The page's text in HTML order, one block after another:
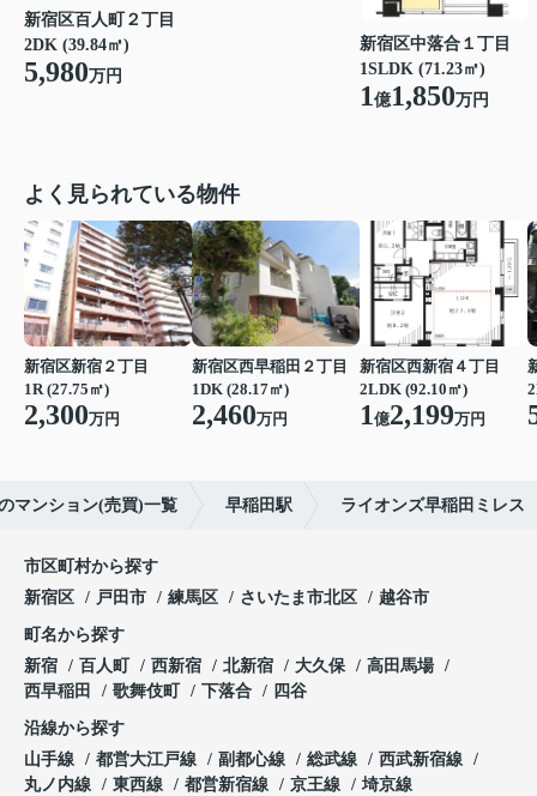
新宿区百人町２丁目
2DK (39.84㎡)
5,980万円
新宿区中落合１丁目
1SLDK (71.23㎡)
1億1,850万円
よく見られている物件
新宿区新宿２丁目
1R (27.75㎡)
2,300万円
新宿区西早稲田２丁目
1DK (28.17㎡)
2,460万円
新宿区西新宿４丁目
2LDK (92.10㎡)
1億2,199万円
マンション(売買)一覧 早稲田駅 ライオンズ早稲田ミレス
市区町村から探す
新宿区
戸田市 練馬区 さいたま市北区 越谷市
町名から探す
新宿
百人町 西新宿 北新宿 大久保
高田馬場
西早稲田
歌舞伎町 下落合 四谷
沿線から探す
山手線
都営大江戸線 副都心線 総武線
西武新宿線
丸ノ内線
東西線 都営新宿線 京王線 埼京線